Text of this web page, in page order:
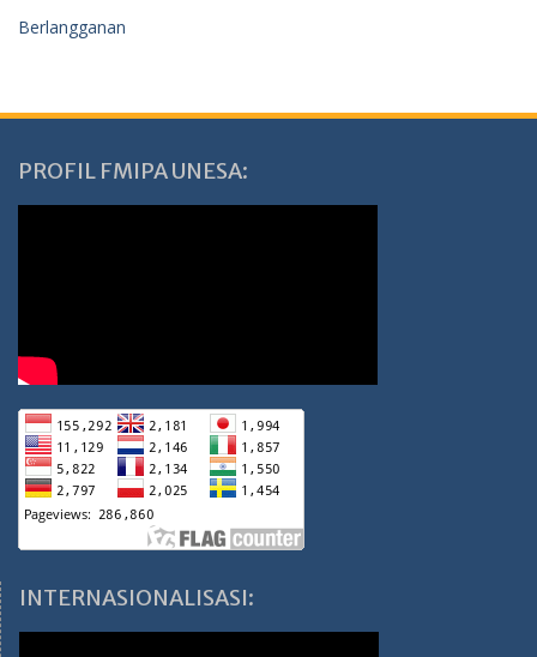
Berlangganan
PROFIL FMIPA UNESA:
INTERNASIONALISASI: